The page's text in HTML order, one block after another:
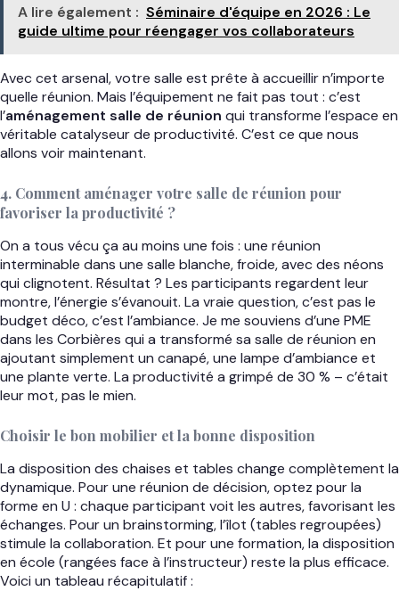
A lire également : Séminaire d'équipe en 2026 : Le
guide ultime pour réengager vos collaborateurs
Avec cet arsenal, votre salle est prête à accueillir n’importe
quelle réunion. Mais l’équipement ne fait pas tout : c’est
l’aménagement salle de réunion qui transforme l’espace en
véritable catalyseur de productivité. C’est ce que nous
allons voir maintenant.
4. Comment aménager votre salle de réunion pour
favoriser la productivité ?
On a tous vécu ça au moins une fois : une réunion
interminable dans une salle blanche, froide, avec des néons
qui clignotent. Résultat ? Les participants regardent leur
montre, l’énergie s’évanouit. La vraie question, c’est pas le
budget déco, c’est l’ambiance. Je me souviens d’une PME
dans les Corbières qui a transformé sa salle de réunion en
ajoutant simplement un canapé, une lampe d’ambiance et
une plante verte. La productivité a grimpé de 30 % – c’était
leur mot, pas le mien.
Choisir le bon mobilier et la bonne disposition
La disposition des chaises et tables change complètement la
dynamique. Pour une réunion de décision, optez pour la
forme en U : chaque participant voit les autres, favorisant les
échanges. Pour un brainstorming, l’îlot (tables regroupées)
stimule la collaboration. Et pour une formation, la disposition
en école (rangées face à l’instructeur) reste la plus efficace.
Voici un tableau récapitulatif :